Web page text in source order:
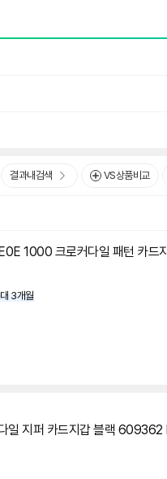
결과내검색 VS상품비교
1000 크로커다일 패턴 카
3개월
일 지퍼 카드지갑 블랙